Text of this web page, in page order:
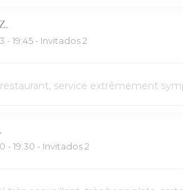
- 19:45 - Invitados 2
service extrêmement
- 19:30 - Invitados 2